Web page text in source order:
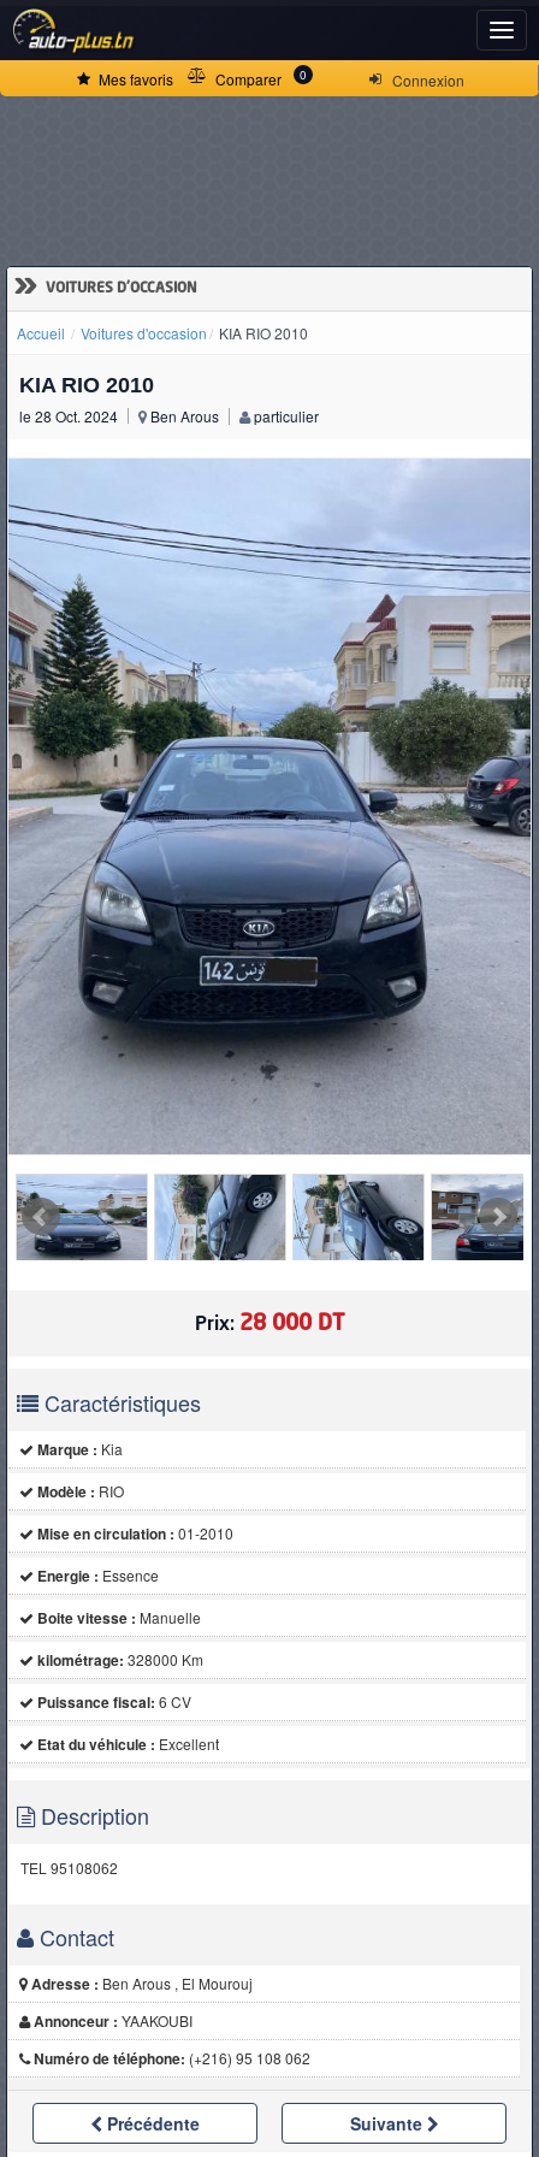
Connexion
Mes favoris Comparer 0
» VOITURES D'OCCASION
Accueil Voitures d'occasion KIA RIO 2010
KIA RIO 2010
le 28 Oct. 2024 Ben Arous particulier
Prix: 28 000 DT
Caractéristiques
Marque : Kia
Modèle : RIO
Mise en circulation : 01-2010
Energie : Essence
Boite vitesse : Manuelle
kilométrage: 328000 Km
Puissance fiscal: 6 CV
Etat du véhicule : Excellent
Description
TEL 95108062
Contact
Adresse : Ben Arous , El Mourouj
Annonceur : YAAKOUBI
Numéro de téléphone: (+216) 95 108 062
Précédente Suivante
ACCUEIL
D'OCCASION
PNEUS